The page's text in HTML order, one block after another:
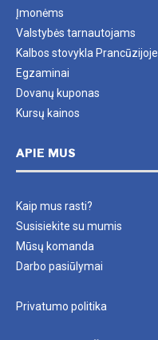
Įmonėms
Valstybės tarnautojams
Kalbos stovykla Prancūzijoje
Egzaminai
Dovanų kuponas
Kursų kainos
APIE MUS
Kaip mus rasti?
Susisiekite su mumis
Mūsų komanda
Darbo pasiūlymai
Privatumo politika